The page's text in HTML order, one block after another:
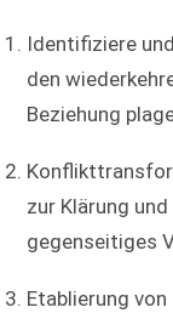
Identifiziere
den
Beziehung
zur Klärung
gegenseitiges
Etablierung